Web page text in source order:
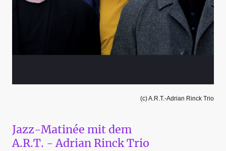
(c) A.R.T.-Adrian Rinck Trio
Jazz-Matinée mit dem
A.R.T. - Adrian Rinck Trio